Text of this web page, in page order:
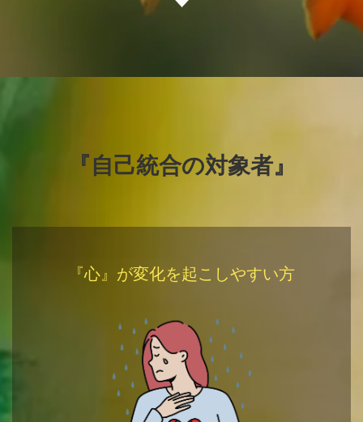
『自己統合の対象者』
『心』が変化を起こしやすい方